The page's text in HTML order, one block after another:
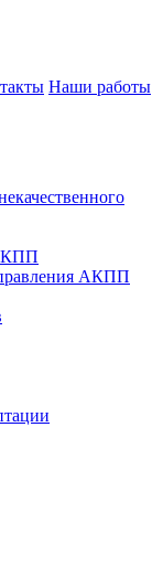
Наши работы
АКПП